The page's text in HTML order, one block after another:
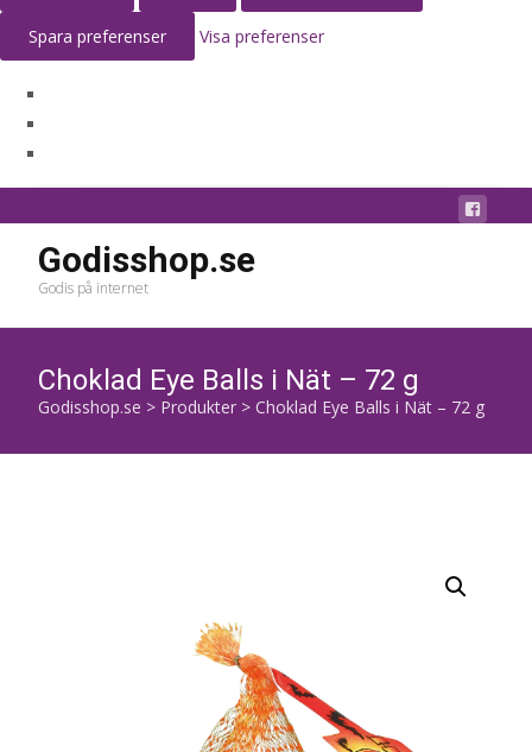
Spara preferenser Visa preferenser
Godisshop.se
Godis på internet
Choklad Eye Balls i Nät – 72 g
Godisshop.se > Produkter > Choklad Eye Balls i Nät – 72 g